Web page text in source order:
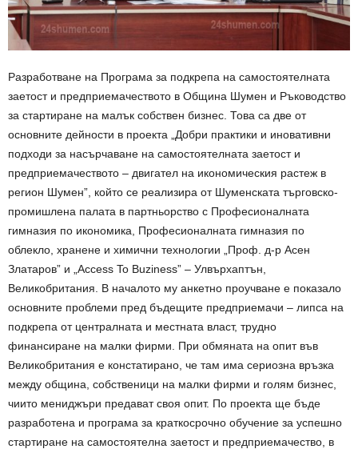
Разработване на Програма за подкрепа на самостоятелната
заетост и предприемачеството в Община Шумен и Ръководство
за стартиране на малък собствен бизнес. Това са две от
основните дейности в проекта „Добри практики и иновативни
подходи за насърчаване на самостоятелната заетост и
предприемачеството – двигател на икономическия растеж в
регион Шумен”, който се реализира от Шуменската търговско-
промишлена палата в партньорство с Професионалната
гимназия по икономика, Професионалната гимназия по
облекло, хранене и химични технологии „Проф. д-р Асен
Златаров” и „Access To Buziness” – Улвърхаптън,
Великобритания. В началото му анкетно проучване е показало
основните проблеми пред бъдещите предприемачи – липса на
подкрепа от централната и местната власт, трудно
финансиране на малки фирми. При обмяната на опит във
Великобритания е констатирано, че там има сериозна връзка
между община, собственици на малки фирми и голям бизнес,
чиито мениджъри предават своя опит. По проекта ще бъде
разработена и програма за краткосрочно обучение за успешно
стартиране на самостоятелна заетост и предприемачество, в